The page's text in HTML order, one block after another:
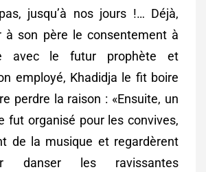
jusqu’à nos jours !… Déjà,
à son père le consentement à
avec le futur prophète et
employé, Khadidja le fit boire
perdre la raison : «Ensuite, un
fut organisé pour les convives,
de la musique et regardèrent
danser les ravissantes